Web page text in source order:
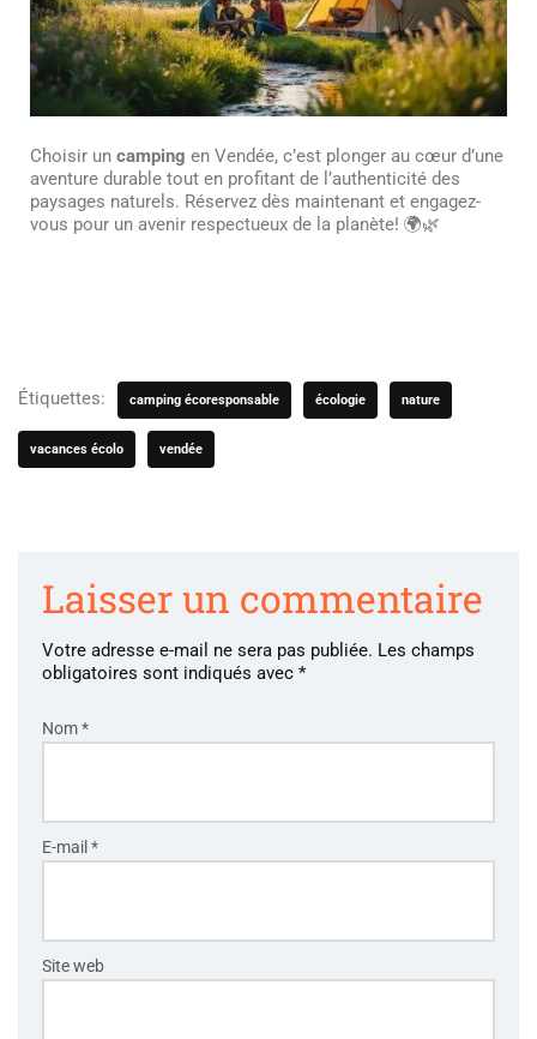
Choisir un camping en Vendée, c’est plonger au cœur d’une
aventure durable tout en profitant de l’authenticité des
paysages naturels. Réservez dès maintenant et engagez-
vous pour un avenir respectueux de la planète! 🌍🌿
Étiquettes: camping écoresponsable écologie nature
vacances écolo vendée
Laisser un commentaire
Votre adresse e-mail ne sera pas publiée. Les champs
obligatoires sont indiqués avec *
Nom*
E-mail *
Site web